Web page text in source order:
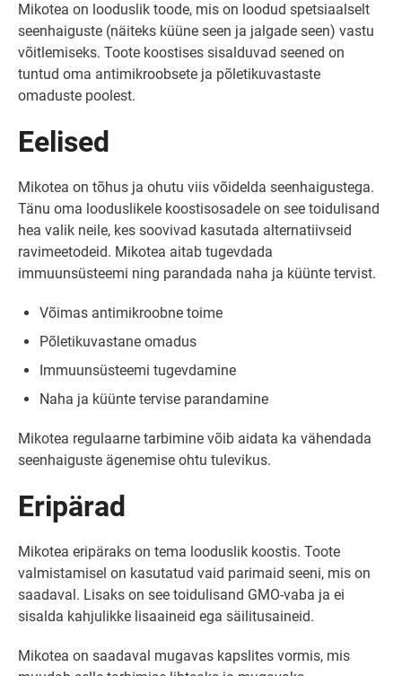
Mikotea on looduslik toode, mis on loodud spetsiaalselt
seenhaiguste (näiteks küüne seen ja jalgade seen) vastu
võitlemiseks. Toote koostises sisalduvad seened on
tuntud oma antimikroobsete ja põletikuvastaste
omaduste poolest.
Eelised
Mikotea on tõhus ja ohutu viis võidelda seenhaigustega.
Tänu oma looduslikele koostisosadele on see toidulisand
hea valik neile, kes soovivad kasutada alternatiivseid
ravimeetodeid. Mikotea aitab tugevdada
immuunsüsteemi ning parandada naha ja küünte tervist.
Võimas antimikroobne toime
Põletikuvastane omadus
Immuunsüsteemi tugevdamine
Naha ja küünte tervise parandamine
Mikotea regulaarne tarbimine võib aidata ka vähendada
seenhaiguste ägenemise ohtu tulevikus.
Eripärad
Mikotea eripäraks on tema looduslik koostis. Toote
valmistamisel on kasutatud vaid parimaid seeni, mis on
saadaval. Lisaks on see toidulisand GMO-vaba ja ei
sisalda kahjulikke lisaaineid ega säilitusaineid.
Mikotea on saadaval mugavas kapslites vormis, mis